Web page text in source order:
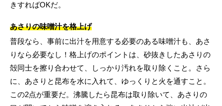
きすればOKだ。
あさりの味噌汁を格上げ
普段なら、事前に出汁を用意する必要のある味噌汁も、あさ
りなら必要なし！格上げのポイントは、砂抜きしたあさりの
殻同士を擦り合わせて、しっかり汚れを取り除くこと。さら
に、あさりと昆布を水に入れて、ゆっくりと火を通すこと。
この2点が重要だ。沸騰したら昆布は取り除いて、あさりの